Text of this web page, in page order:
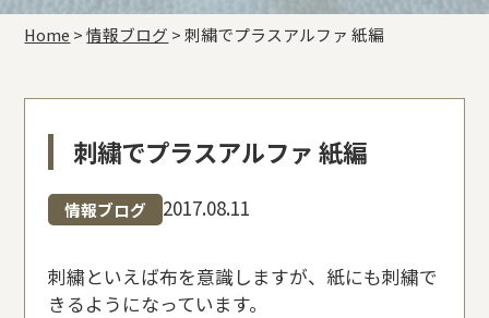
Home >情報ブログ >刺繍でプラスアルファ 紙編
刺繍でプラスアルファ 紙編
情報ブログ 2017.08.11
刺繍といえば布を意識しますが、紙にも刺繍で
きるようになっています。